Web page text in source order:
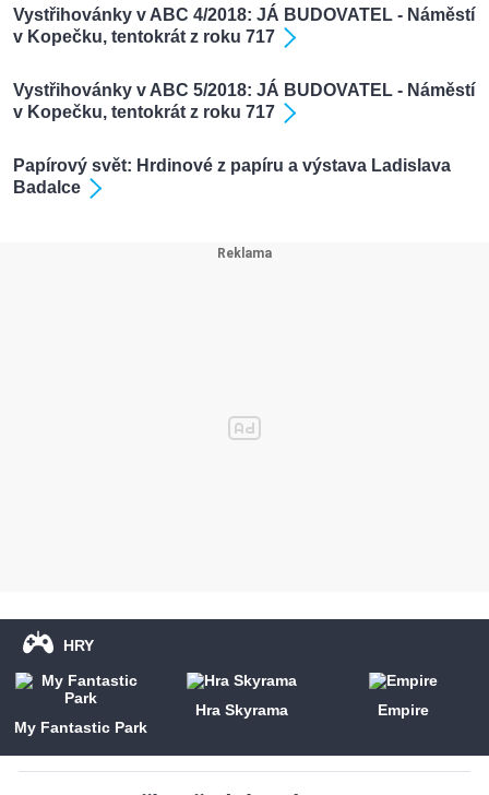
Vystřihovánky v ABC 4/2018: JÁ BUDOVATEL - Náměstí
v Kopečku, tentokrát z roku 717
Vystřihovánky v ABC 5/2018: JÁ BUDOVATEL - Náměstí
v Kopečku, tentokrát z roku 717
Papírový svět: Hrdinové z papíru a výstava Ladislava
Badalce
HRY
My Fantastic Park
Hra Skyrama Empire